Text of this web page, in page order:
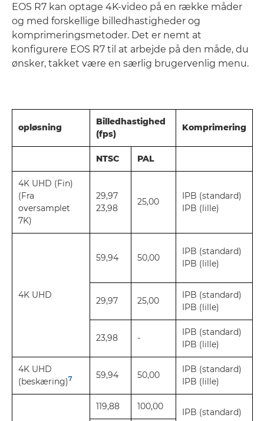
EOS R7 kan optage 4K-video på en række måder
og med forskellige billedhastigheder og
komprimeringsmetoder. Det er nemt at
konfigurere EOS R7 til at arbejde på den måde, du
ønsker, takket være en særlig brugervenlig menu.
opløsning
Billedhastighed
(fps)
Komprimering
NTSC PAL
4K UHD (Fin)
(Fra
oversamplet
7K)
29,97
23,98
25,00
IPB (standard)
IPB (lille)
4K UHD
59,94 50,00
IPB (standard)
IPB (lille)
29,97 25,00
IPB (standard)
IPB (lille)
23,98 -
IPB (standard)
IPB (lille)
4K UHD
(beskæring)7 59,94 50,00
IPB (standard)
IPB (lille)
119,88 100,00
IPB (standard)